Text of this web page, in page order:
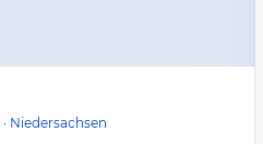
· Niedersachsen